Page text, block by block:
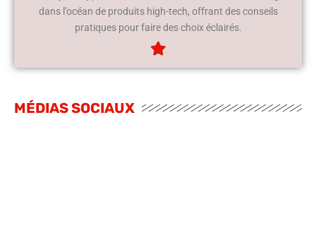
dans l’océan de produits high-tech, offrant des conseils
pratiques pour faire des choix éclairés.
MÉDIAS SOCIAUX